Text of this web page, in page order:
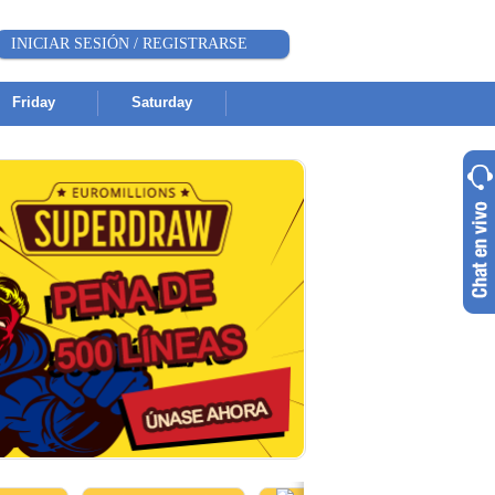
INICIAR SESIÓN / REGISTRARSE
Friday Saturday